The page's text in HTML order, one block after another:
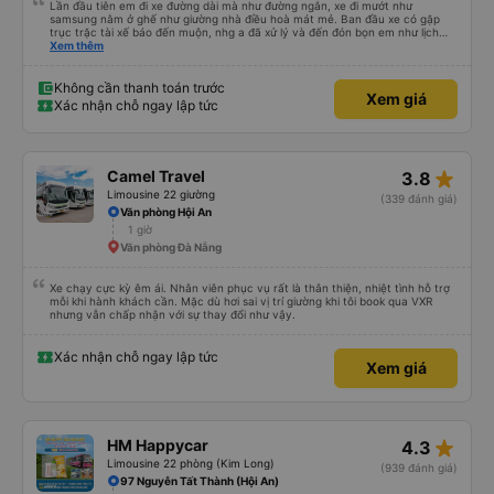
Lần đầu tiên em đi xe đường dài mà như đường ngắn, xe đi mướt như
samsung nằm ở ghế như giường nhà điều hoà mát mẻ. Ban đầu xe có gặp
trục trặc tài xế báo đến muộn, nhg a đã xử lý và đến đón bọn em như lịch
trên hệ thống. Anh tài xế Văn Sĩ quá vui tính và nhiệt tình, trời mưa gió đã
Xem thêm
Không cần thanh toán trước
Xác nhận chỗ ngay lập tức
Xem giá
Camel Travel
Limousine 22 giường
3.8 star_rate
(339 đánh giá)
Văn phòng Hội An
1 giờ
Văn phòng Đà Nẵng
Xe chạy cực kỳ êm ái. Nhân viên phục vụ rất là thân thiện, nhiệt tình hỗ trợ
mỗi khi hành khách cần. Mặc dù hơi sai vị trí giường khi tôi book qua VXR
nhưng vẫn chấp nhận với sự thay đổi như vậy.
Xác nhận chỗ ngay lập tức
Xem giá
HM Happycar
Limousine 22 phòng (Kim Long)
4.3 star_rate
(939 đánh giá)
97 Nguyễn Tất Thành (Hội An)